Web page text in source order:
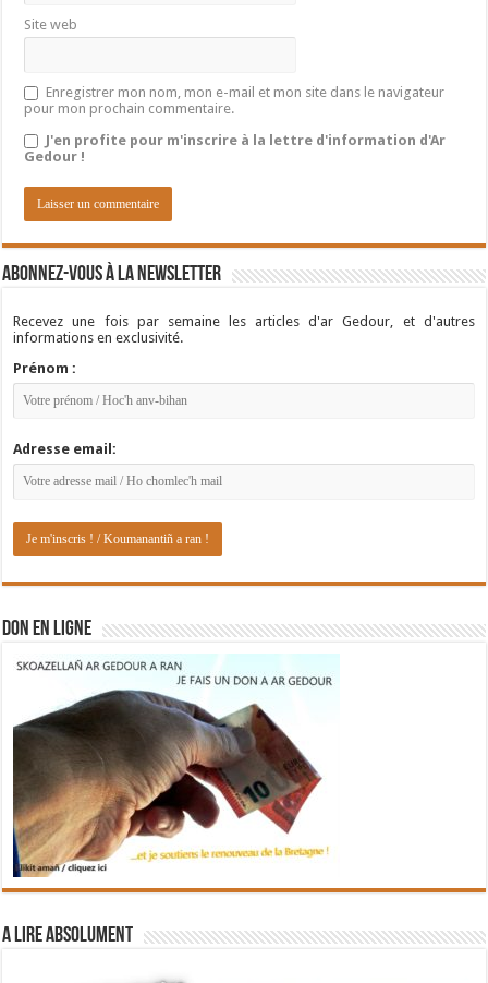
Site web
Enregistrer mon nom, mon e-mail et mon site dans le navigateur
pour mon prochain commentaire.
J'en profite pour m'inscrire à la lettre d'information d'Ar
Gedour !
Abonnez-vous à la newsletter
Recevez une fois par semaine les articles d'ar Gedour, et d'autres
informations en exclusivité.
Prénom :
Adresse email:
DON EN LIGNE
A lire absolument